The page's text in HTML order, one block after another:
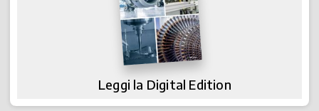
Leggi la Digital Edition